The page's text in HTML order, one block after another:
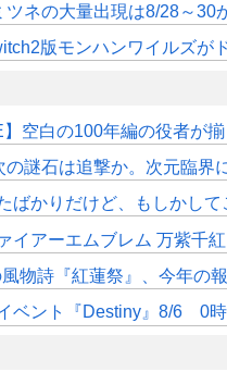
ネの大量出現は8/28～30
版モンハンワイルズが
空白の100年編の役者が揃
謎石は追撃か。次元臨界
ばかりだけど、もしかし
イアーエムブレム 万紫千
物詩『紅蓮祭』、今年の報
ベント『Destiny』8/6 0